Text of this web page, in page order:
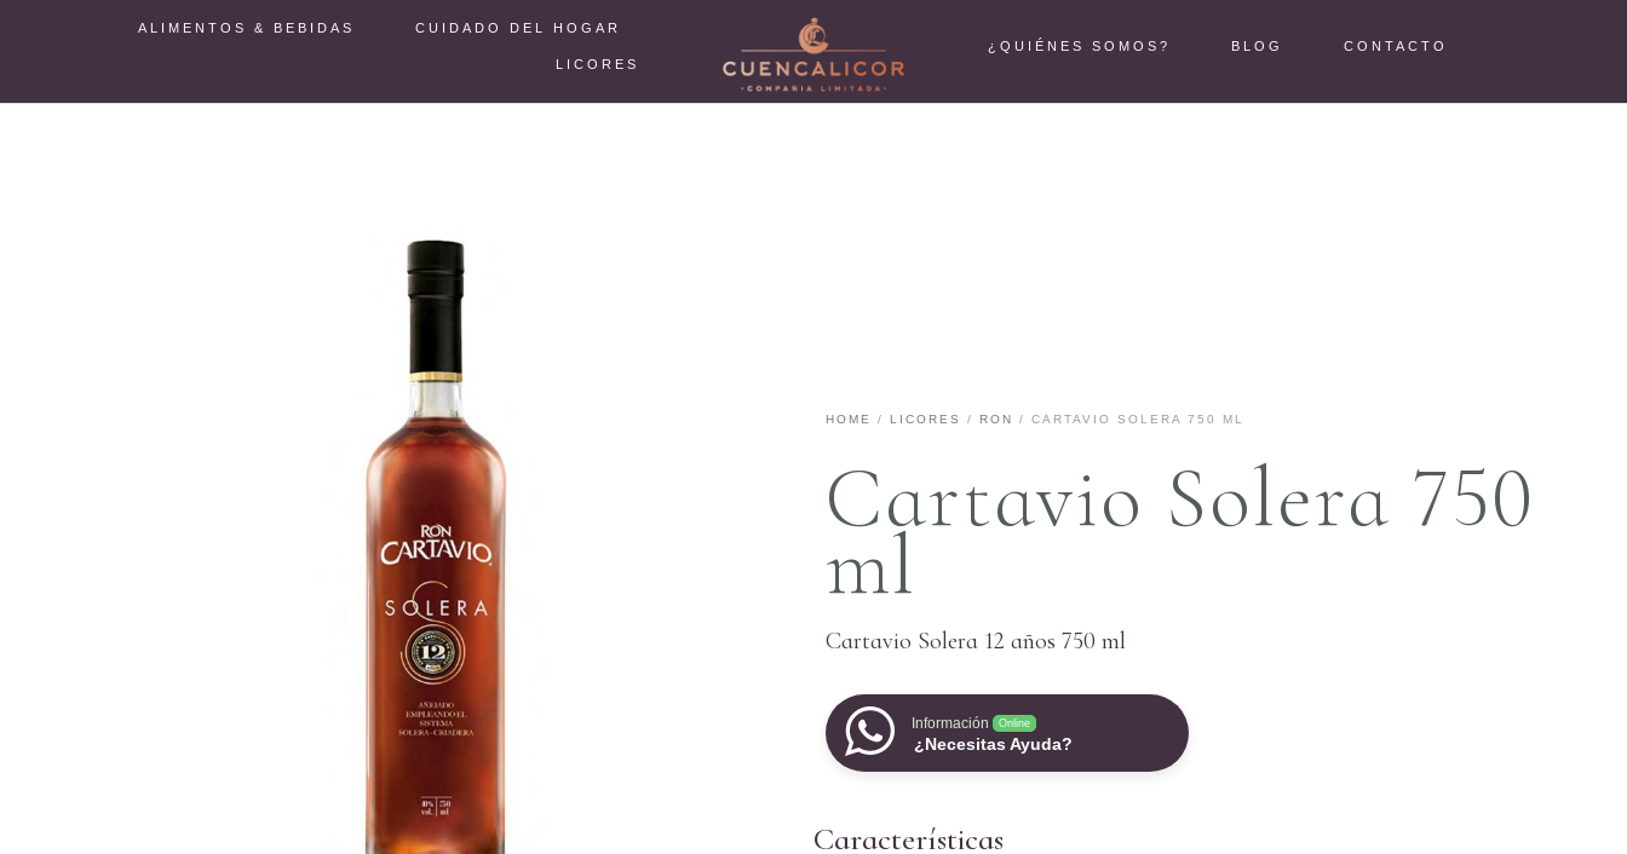
ALIMENTOS & BEBIDAS CUIDADO DEL HOGAR
LICORES
¿QUIÉNES SOMOS? BLOG CONTACTO
HOME / LICORES / RON / CARTAVIO SOLERA 750 ML
Cartavio Solera 750
ml
Cartavio Solera 12 años 750 ml
Información Online
¿Necesitas Ayuda?
Características